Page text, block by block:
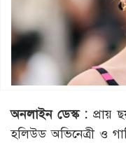
অনলাইন ডেস্ক : প্রায়
হলিউড অভিনেত্রী ও